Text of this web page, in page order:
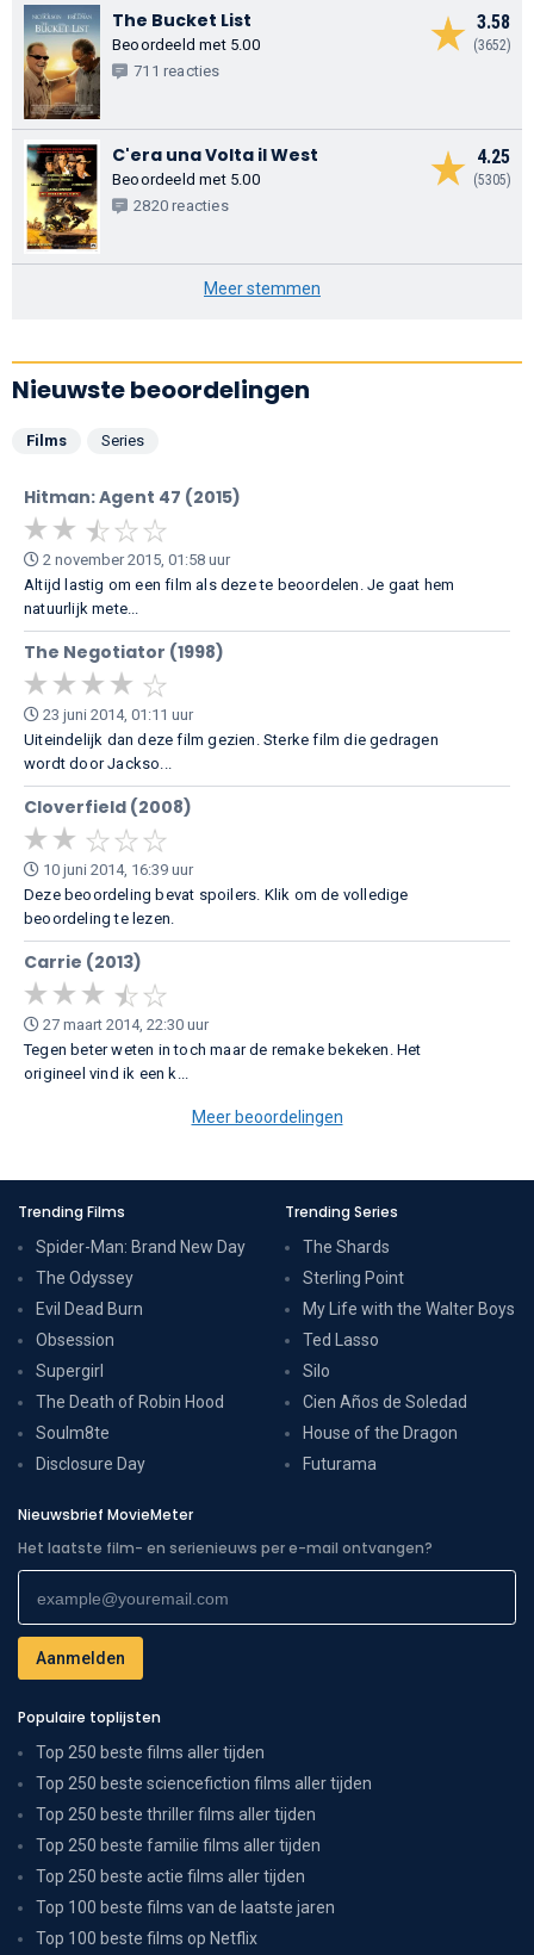
3.58
(3652)
The Bucket List
Beoordeeld met 5.00
711 reacties
4.25
(5305)
C'era una Volta il West
Beoordeeld met 5.00
2820 reacties
Meer stemmen
Nieuwste beoordelingen
Films Series
Hitman: Agent 47 (2015)
2 november 2015, 01:58 uur
Altijd lastig om een film als deze te beoordelen. Je gaat hem
natuurlijk mete...
The Negotiator (1998)
23 juni 2014, 01:11 uur
Uiteindelijk dan deze film gezien. Sterke film die gedragen
wordt door Jackso...
Cloverfield (2008)
10 juni 2014, 16:39 uur
Deze beoordeling bevat spoilers. Klik om de volledige
beoordeling te lezen.
Carrie (2013)
27 maart 2014, 22:30 uur
Tegen beter weten in toch maar de remake bekeken. Het
origineel vind ik een k...
Meer beoordelingen
Trending Films
Spider-Man: Brand New Day
The Odyssey
Evil Dead Burn
Obsession
Supergirl
The Death of Robin Hood
Soulm8te
Disclosure Day
Trending Series
The Shards
Sterling Point
My Life with the Walter Boys
Ted Lasso
Silo
Cien Años de Soledad
House of the Dragon
Futurama
Nieuwsbrief MovieMeter
Het laatste film- en serienieuws per e-mail ontvangen?
Populaire toplijsten
Top 250 beste films aller tijden
Top 250 beste sciencefiction films aller tijden
Top 250 beste thriller films aller tijden
Top 250 beste familie films aller tijden
Top 250 beste actie films aller tijden
Top 100 beste films van de laatste jaren
Top 100 beste films op Netflix